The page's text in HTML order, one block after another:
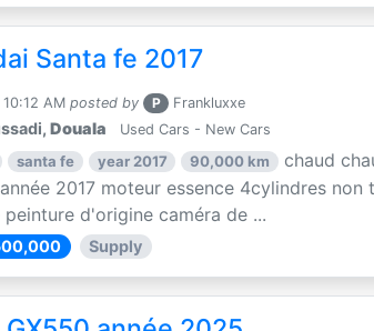
Santa fe 2017
AM posted by P Frankluxxe
Douala Used Cars - New Cars
santa fe year 2017 90,000 km
chaud
2017 moteur essence 4cylindres non
d'origine caméra de ...
Supply